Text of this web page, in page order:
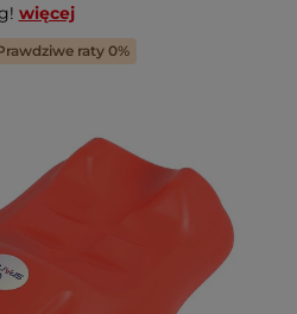
więcej
raty 0%